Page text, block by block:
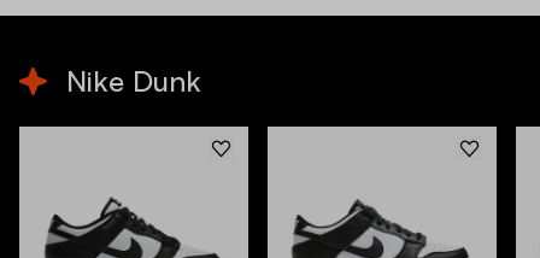
Nike Dunk